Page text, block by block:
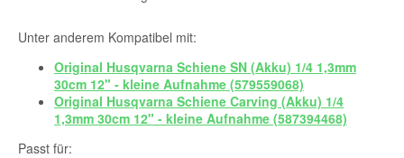
Unter anderem Kompatibel mit:
Original Husqvarna Schiene SN (Akku) 1/4 1,3mm
30cm 12" - kleine Aufnahme (579559068)
Original Husqvarna Schiene Carving (Akku) 1/4
1,3mm 30cm 12" - kleine Aufnahme (587394468)
Passt für: